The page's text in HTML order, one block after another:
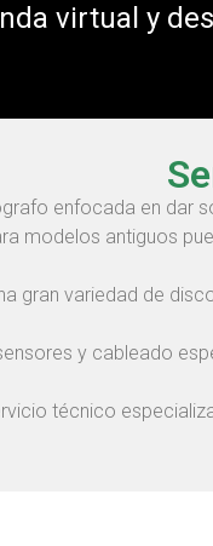
virtual y
enfocada en dar
modelos antiguos
gran variedad de
y cableado
técnico